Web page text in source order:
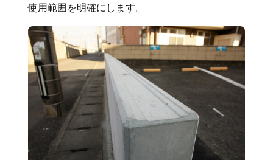
使用範囲を明確にします。